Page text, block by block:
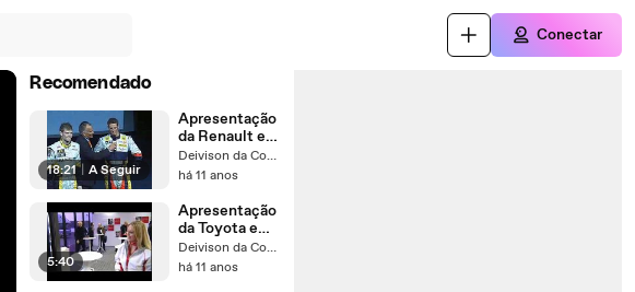
Conectar
Recomendado
18:21 | A Seguir
Apresentação
da Renault em
2008
Deivison da Conceição
há 11 anos
5:40
Apresentação
da Toyota em
2008
Deivison da Conceição
há 11 anos